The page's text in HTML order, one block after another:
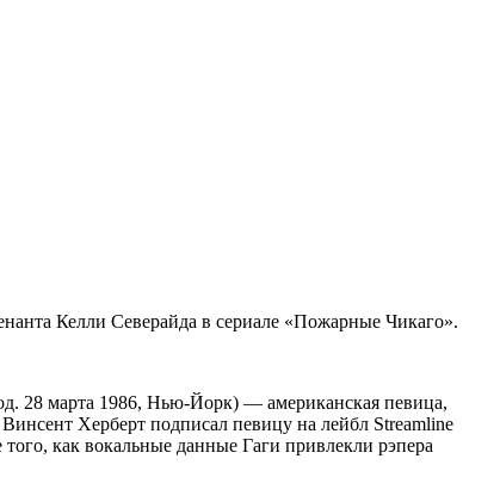
Келли Северайда в сериале «Пожарные Чикаго».
28 марта 1986, Нью-Йорк) — американская певица,
Херберт подписал певицу на лейбл Streamline
того, как вокальные данные Гаги привлекли рэпера